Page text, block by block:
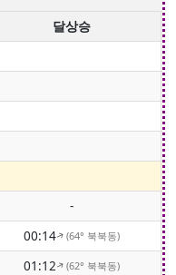
달상승
-
00:14↑(64° 북북동)
01:12↑(62° 북북동)